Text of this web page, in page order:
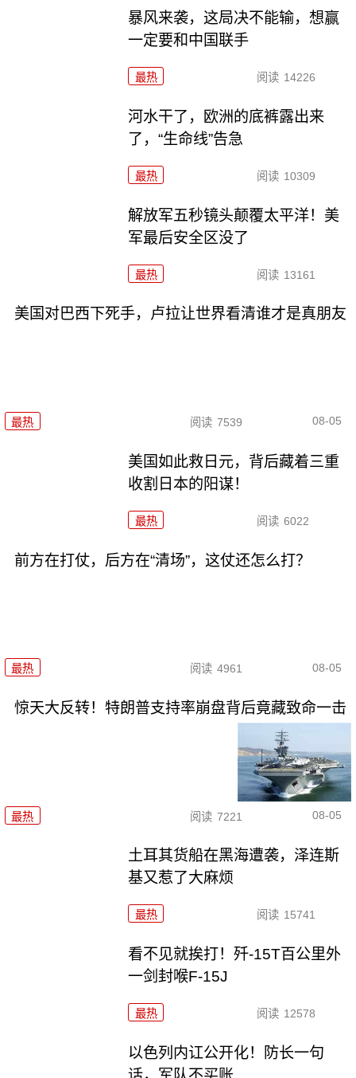
暴风来袭，这局决不能输，想赢
一定要和中国联手
最热 阅读 14226
河水干了，欧洲的底裤露出来
了，“生命线”告急
最热 阅读 10309
解放军五秒镜头颠覆太平洋！美
军最后安全区没了
最热 阅读 13161
美国对巴西下死手，卢拉让世界看清谁才是真朋友
最热 阅读 7539 08-05
美国如此救日元，背后藏着三重
收割日本的阳谋！
最热 阅读 6022
前方在打仗，后方在“清场”，这仗还怎么打？
最热 阅读 4961 08-05
惊天大反转！特朗普支持率崩盘背后竟藏致命一击
最热 阅读 7221 08-05
土耳其货船在黑海遭袭，泽连斯
基又惹了大麻烦
最热 阅读 15741
看不见就挨打！歼-15T百公里外
一剑封喉F-15J
最热 阅读 12578
以色列内讧公开化！防长一句